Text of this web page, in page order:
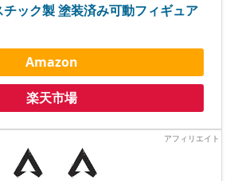
ック製 塗装済み可動フィギュア
Amazon
楽天市場